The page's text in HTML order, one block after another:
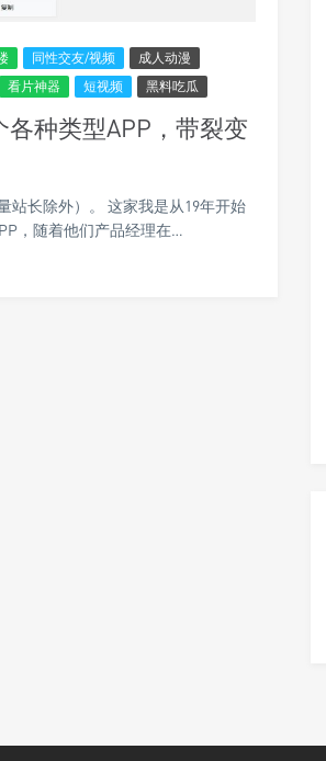
同性交友/视频
成人动漫
看片神器 短视频 黑料吃瓜
种类型APP，带裂变
站长除外）。 这家我是从19年开始
，随着他们产品经理在…